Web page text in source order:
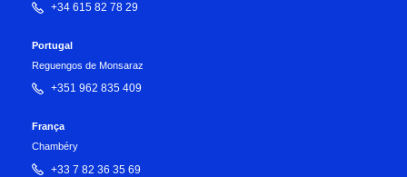
+34 615 82 78 29
Portugal
Reguengos de Monsaraz
+351 962 835 409
França
Chambéry
+33 7 82 36 35 69